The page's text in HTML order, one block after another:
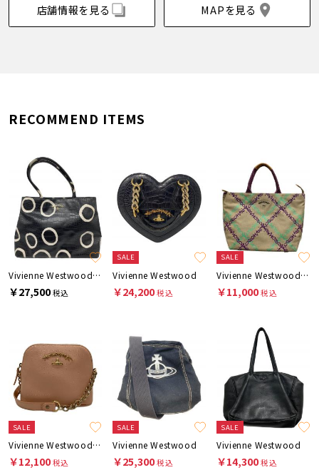
店舗情報を見る MAPを見る
RECOMMEND ITEMS
Vivienne Westwood ANGLOMANIA
￥27,500税込
SALE
Vivienne Westwood
￥24,200税込
SALE
Vivienne Westwood ANGLOMANIA
￥11,000税込
SALE
Vivienne Westwood ANGLOMANIA
￥12,100税込
SALE
Vivienne Westwood
￥25,300税込
SALE
Vivienne Westwood
￥14,300税込